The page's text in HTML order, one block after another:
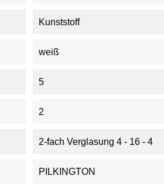
Kunststoff
weiß
5
2
2-fach Verglasung 4 - 16 - 4
PILKINGTON